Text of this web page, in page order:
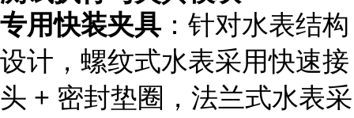
专用快装夹具 ：针对水表结构
设计，螺纹式水表采用快速接
头 + 密封垫圈，法兰式水表采